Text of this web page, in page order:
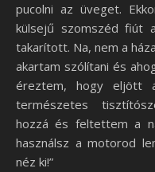
pucolni az üveget.
külsejű szomszéd fiút
takarított. Na, nem a
akartam szólítani és
éreztem, hogy eljött
természetes
hozzá és feltettem a
használsz a motorod
néz ki!”